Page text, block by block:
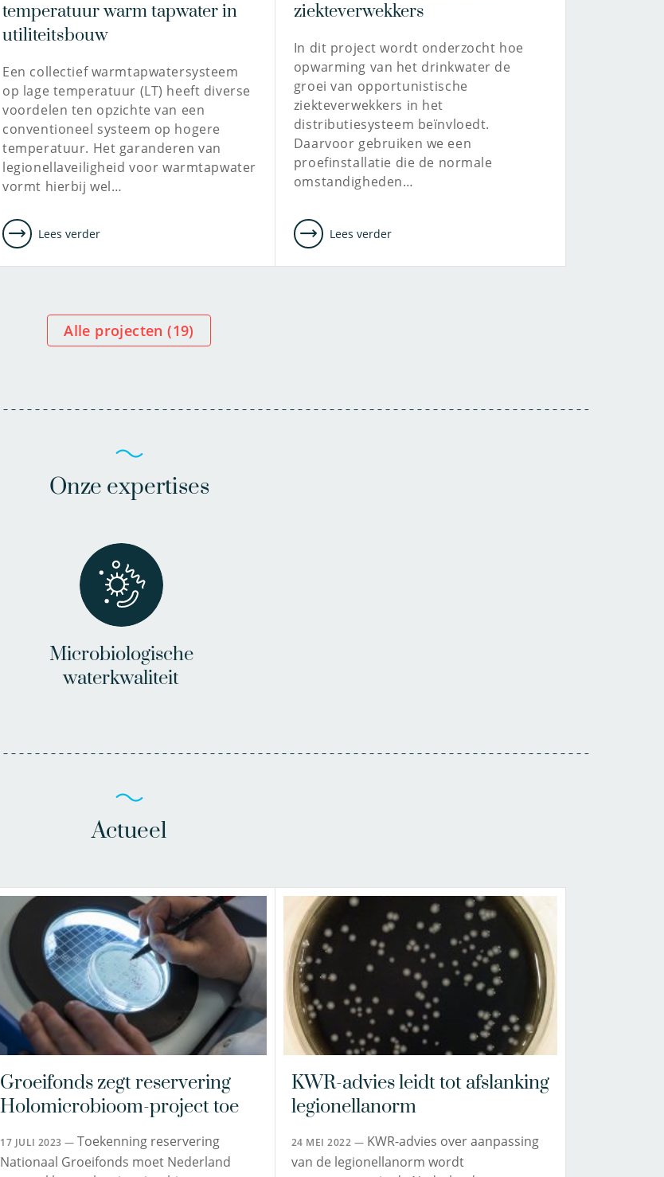
temperatuur warm tapwater in
utiliteitsbouw
Een collectief warmtapwatersysteem
op lage temperatuur (LT) heeft diverse
voordelen ten opzichte van een
conventioneel systeem op hogere
temperatuur. Het garanderen van
legionellaveiligheid voor warmtapwater
vormt hierbij wel…
Lees verder
ziekteverwekkers
In dit project wordt onderzocht hoe
opwarming van het drinkwater de
groei van opportunistische
ziekteverwekkers in het
distributiesysteem beïnvloedt.
Daarvoor gebruiken we een
proefinstallatie die de normale
omstandigheden…
Lees verder
Alle projecten (19)
Onze expertises
Microbiologische
waterkwaliteit
Actueel
Groeifonds zegt reservering
Holomicrobioom-project toe
17 JULI 2023 —Toekenning reservering
Nationaal Groeifonds moet Nederland
KWR-advies leidt tot afslanking
legionellanorm
24 MEI 2022 — KWR-advies over aanpassing
van de legionellanorm wordt